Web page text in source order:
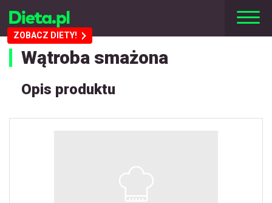
ZOBACZ DIETY!
Wątroba smażona
Opis produktu